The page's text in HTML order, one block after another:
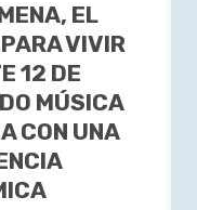
EL
VIVIR
12 DE
MÚSICA
CON UNA